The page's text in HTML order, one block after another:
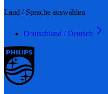
Land / Sprache auswählen
Deutschland / Deutsch